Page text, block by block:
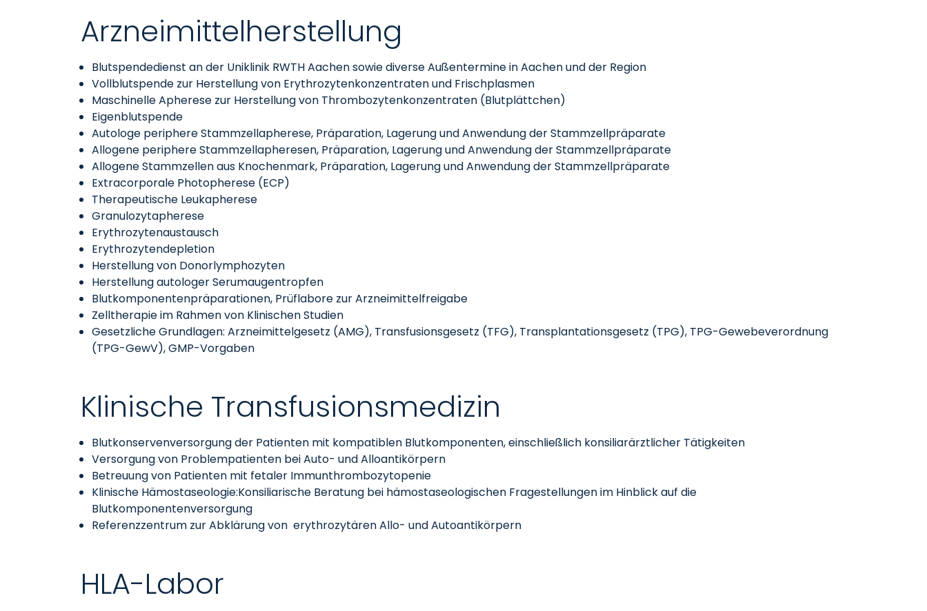
Arzneimittelherstellung
Blutspendedienst an der Uniklinik RWTH Aachen sowie diverse Außentermine in Aachen und der Region
Vollblutspende zur Herstellung von Erythrozytenkonzentraten und Frischplasmen
Maschinelle Apherese zur Herstellung von Thrombozytenkonzentraten (Blutplättchen)
Eigenblutspende
Autologe periphere Stammzellapherese, Präparation, Lagerung und Anwendung der Stammzellpräparate
Allogene periphere Stammzellapheresen, Präparation, Lagerung und Anwendung der Stammzellpräparate
Allogene Stammzellen aus Knochenmark, Präparation, Lagerung und Anwendung der Stammzellpräparate
Extracorporale Photopherese (ECP)
Therapeutische Leukapherese
Granulozytapherese
Erythrozytenaustausch
Erythrozytendepletion
Herstellung von Donorlymphozyten
Herstellung autologer Serumaugentropfen
Blutkomponentenpräparationen, Prüflabore zur Arzneimittelfreigabe
Zelltherapie im Rahmen von Klinischen Studien
Gesetzliche Grundlagen: Arzneimittelgesetz (AMG), Transfusionsgesetz (TFG), Transplantationsgesetz (TPG), TPG-Gewebeverordnung
(TPG-GewV), GMP-Vorgaben
Klinische Transfusionsmedizin
Blutkonservenversorgung der Patienten mit kompatiblen Blutkomponenten, einschließlich konsiliarärztlicher Tätigkeiten
Versorgung von Problempatienten bei Auto- und Alloantikörpern
Betreuung von Patienten mit fetaler Immunthrombozytopenie
Klinische Hämostaseologie:Konsiliarische Beratung bei hämostaseologischen Fragestellungen im Hinblick auf die
Blutkomponentenversorgung
Referenzzentrum zur Abklärung von erythrozytären Allo- und Autoantikörpern
HLA-Labor